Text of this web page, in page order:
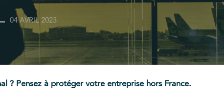
04 AVRIL 2023
? Pensez à protéger votre entreprise hors France.